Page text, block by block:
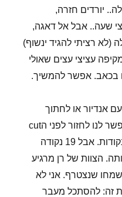
המזבלה.. יורדים חזרה,
שעה.. אבל אל דאגה,
(לא רציתי להגיד ינשוף)
עציצי עצים שאולי
בכאב. אפשר להמשיך.
אנדיור או לחתוך
לנקודה 20. 20 יותר בטוחה ותאפשר לנו לחזור לפני הcut
off הבא, ואולי להרויח עוד כמה נקודות. אבל 19 נקודה
הצוות של רן מרגיע
שנצטרף. אני לא
זה: להסתכל מעבר